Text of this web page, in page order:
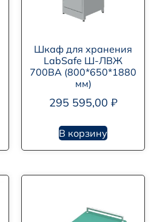
Шкаф для хранения
LabSafe Ш-ЛВЖ
700ВА (800*650*1880
мм)
295 595,00 ₽
В корзину